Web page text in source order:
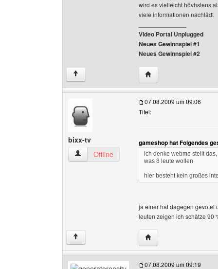
wird es vielleicht hövhstens
viele informationen nachlädt
Video Portal Unplugged
Neues Gewinnspiel #1
Neues Gewinnspiel #2
↑ Website dieses
bixx-tv
bixx-tv Benutzer-Profile anzeigen
Offline
07.08.2009 um 09:06
Titel:
gameshop hat Folgendes
ich denke webme stellt
was 8 leute wollen
hier besteht kein großes
ja einer hat dagegen gevotet
leuten zeigen ich schätze 90
↑ Website dieses
07.08.2009 um 09:19